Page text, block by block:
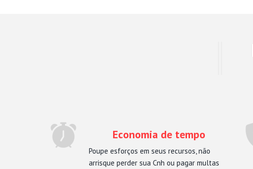
Economia de tempo
Poupe esforços em seus recursos, não
arrisque perder sua Cnh ou pagar multas